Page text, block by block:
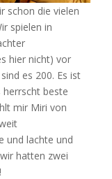
schon die vielen
spielen in
hier nicht) vor
es 200. Es ist
beste
mir Miri von
und lachte und
hatten zwei